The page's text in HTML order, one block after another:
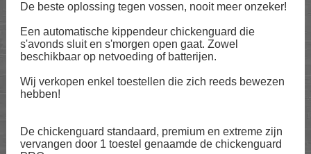
De beste oplossing tegen vossen, nooit meer onzeker!
Een automatische kippendeur chickenguard die
s'avonds sluit en s'morgen open gaat. Zowel
beschikbaar op netvoeding of batterijen.
Wij verkopen enkel toestellen die zich reeds bewezen
hebben!
De chickenguard standaard, premium en extreme zijn
vervangen door 1 toestel genaamde de chickenguard